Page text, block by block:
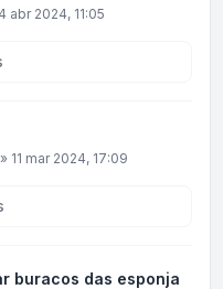
abr 2024, 11:05
» 11 mar 2024, 17:09
buracos das esponja